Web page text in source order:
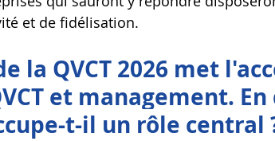
et de fidélisation.
la QVCT 2026 met
et management.
t-il un rôle central